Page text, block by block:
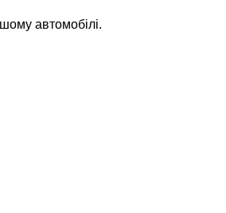
автомобілі.